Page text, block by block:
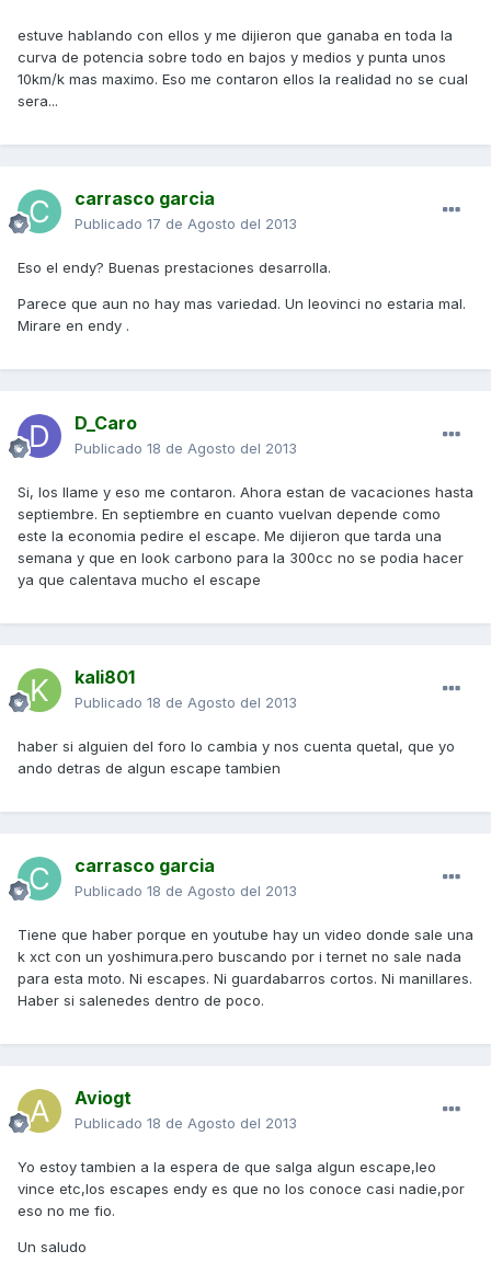
estuve hablando con ellos y me dijieron que ganaba en toda la
curva de potencia sobre todo en bajos y medios y punta unos
10km/k mas maximo. Eso me contaron ellos la realidad no se cual
sera...
carrasco garcia
Publicado 17 de Agosto del 2013
Eso el endy? Buenas prestaciones desarrolla.
Parece que aun no hay mas variedad. Un leovinci no estaria mal.
Mirare en endy .
D_Caro
Publicado 18 de Agosto del 2013
Si, los llame y eso me contaron. Ahora estan de vacaciones hasta
septiembre. En septiembre en cuanto vuelvan depende como
este la economia pedire el escape. Me dijieron que tarda una
semana y que en look carbono para la 300cc no se podia hacer
ya que calentava mucho el escape
kali801
Publicado 18 de Agosto del 2013
haber si alguien del foro lo cambia y nos cuenta quetal, que yo
ando detras de algun escape tambien
carrasco garcia
Publicado 18 de Agosto del 2013
Tiene que haber porque en youtube hay un video donde sale una
k xct con un yoshimura.pero buscando por i ternet no sale nada
para esta moto. Ni escapes. Ni guardabarros cortos. Ni manillares.
Haber si salenedes dentro de poco.
Aviogt
Publicado 18 de Agosto del 2013
Yo estoy tambien a la espera de que salga algun escape,leo
vince etc,los escapes endy es que no los conoce casi nadie,por
eso no me fio.
Un saludo